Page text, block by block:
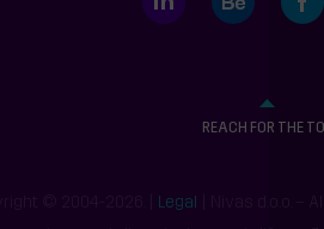
REACH FOR THE
Legal